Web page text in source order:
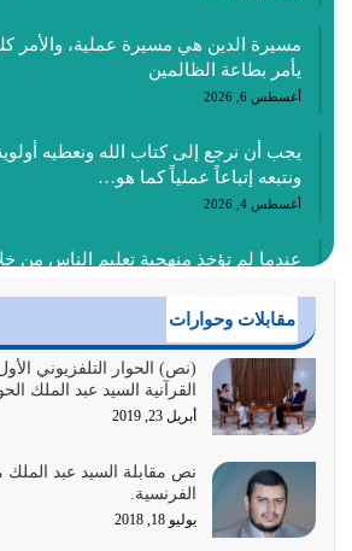
مسيرة الدين هي مسيرة عملية، والأمر
يأمر بطاعة الظالمين
أغسطس 6, 2026
يجب أن نرجع إلى كتاب الله ونعطيه
ونتبعه إتباعاً عملياً كما هو…
أغسطس 4, 2026
عندما لم تؤخذ منهجية تعليم الناس من
أغسطس 3, 2026
الغاية من الصلاة هو ذكر الله (أقم
{وَأَعِدُّوا لَهُمْ مَا…
أغسطس 2, 2026
السبب الرئيسي لشقاء الأمة الابتعاد عن
لحدود الله بالإضافات للدين
أغسطس 1, 2026
مقابلات وحوارات
(نص) الحوار التلفزيوني
القرآنية السيد عبد الملك
أبريل 23, 2019
نص مقابلة السيد عبد الملك
الفرنسية.
يوليو 18, 2018